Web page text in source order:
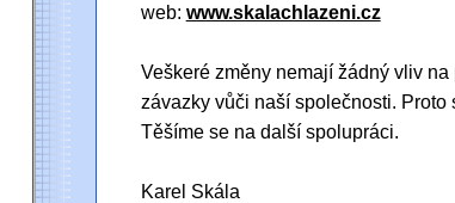
web: www.skalachlazeni.cz
Veškeré změny nemají žádný vliv
závazky vůči naší společnosti.
Těšíme se na další spolupráci.
Karel Skála